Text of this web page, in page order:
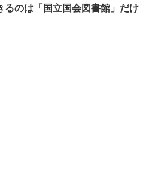
るのは「国立国会図書館」だけ